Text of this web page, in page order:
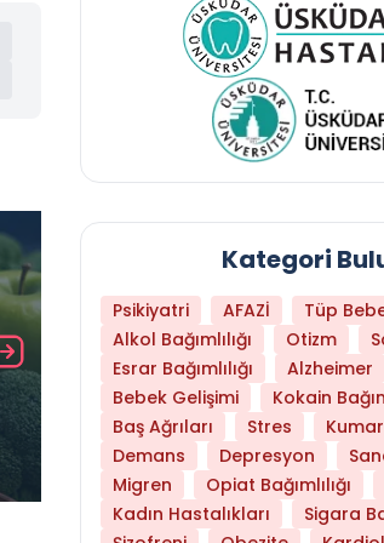
Daha Az Protein
Kategori
Psikiyatri AFAZİ
Tüp
Alkol Bağımlılığı
Otizm
Esrar Bağımlılığı
Alzheimer
Bebek Gelişimi
Kokain
Baş Ağrıları
Stres
Kumar
Demans
Depresyon
Migren
Opiat Bağımlılığı
Kadın Hastalıkları
Sigara